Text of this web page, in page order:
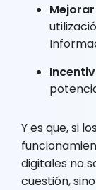
Y es que, si
digitales no
cuestión,